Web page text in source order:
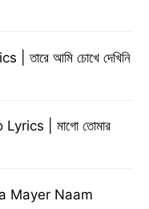
আমি চোখে দেখিনি
| মাগো তোমার
Mayer Naam